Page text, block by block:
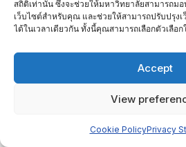
สถิติเท่านั้น ซึ่งจะช่วยให้มหาวิทยาลัยสามารถม
เว็บไซต์สำหรับคุณ และช่วยให้สามารถปรับปรุง
ได้ในเวลาเดียวกัน ทั้งนี้คุณสามารถเลือกตัวเลือ
Accept
View
Cookie PolicyPrivacy